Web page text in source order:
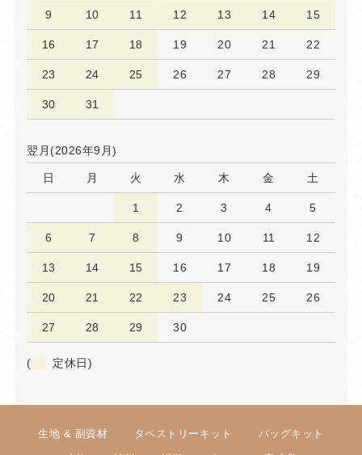
9 10 11 12 13 14 15
16 17 18 19 20 21 22
23 24 25 26 27 28 29
30 31
翌月(2026年9月)
日 月 火 水 木 金 土
1 2 3 4 5
6 7 8 9 10 11 12
13 14 15 16 17 18 19
20 21 22 23 24 25 26
27 28 29 30
( 定休日)
生地 & 副資材 タペストリーキット バッグキット